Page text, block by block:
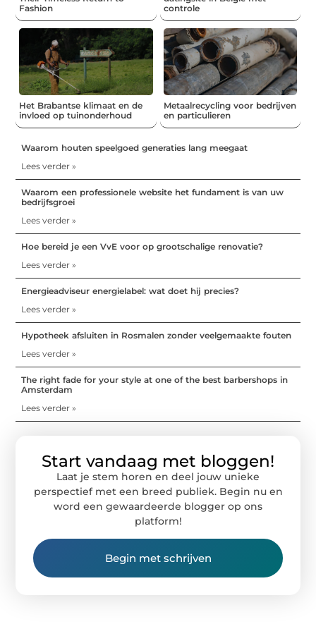
Fashion
controle
Het Brabantse klimaat en de
invloed op tuinonderhoud
Metaalrecycling voor bedrijven
en particulieren
Waarom houten speelgoed generaties lang meegaat
Lees verder »
Waarom een professionele website het fundament is van uw
bedrijfsgroei
Lees verder »
Hoe bereid je een VvE voor op grootschalige renovatie?
Lees verder »
Energieadviseur energielabel: wat doet hij precies?
Lees verder »
Hypotheek afsluiten in Rosmalen zonder veelgemaakte fouten
Lees verder »
The right fade for your style at one of the best barbershops in
Amsterdam
Lees verder »
Start vandaag met bloggen!
Laat je stem horen en deel jouw unieke
perspectief met een breed publiek. Begin nu en
word een gewaardeerde blogger op ons
platform!
Begin met schrijven